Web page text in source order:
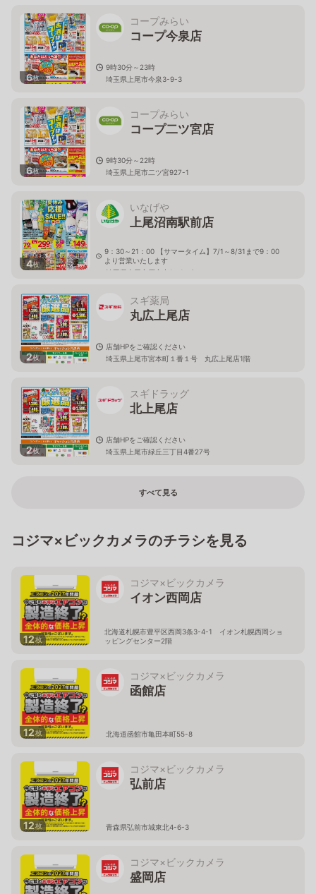
6枚
コープみらい
コープ今泉店
9時30分～23時
埼玉県上尾市今泉3-9-3
6枚
コープみらい
コープ二ツ宮店
9時30分～22時
埼玉県上尾市二ツ宮927-1
4枚
いなげや
上尾沼南駅前店
9：30～21：00 【サマータイム】7/1～8/31まで9：00
より営業いたします
埼玉県上尾市原市中1－1－8
2枚
スギ薬局
丸広上尾店
店舗HPをご確認ください
埼玉県上尾市宮本町１番１号 丸広上尾店1階
2枚
スギドラッグ
北上尾店
店舗HPをご確認ください
埼玉県上尾市緑丘三丁目4番27号
すべて見る
コジマ×ビックカメラのチラシを見る
12枚
コジマ×ビックカメラ
イオン西岡店
北海道札幌市豊平区西岡3条3-4-1 イオン札幌西岡ショ
ッピングセンター2階
12枚
コジマ×ビックカメラ
函館店
北海道函館市亀田本町55-8
12枚
コジマ×ビックカメラ
弘前店
青森県弘前市城東北4-6-3
コジマ×ビックカメラ
盛岡店